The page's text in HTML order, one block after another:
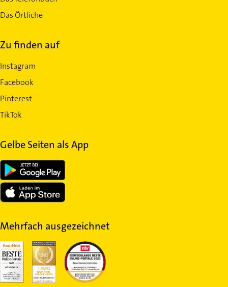
Das Örtliche
Zu finden auf
Instagram
Facebook
Pinterest
TikTok
Gelbe Seiten als App
Mehrfach ausgezeichnet